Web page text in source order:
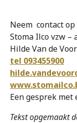
Neem contact op
Stoma Ilco vzw –
Hilde Van de
tel 093455900
Een gesprek met
Tekst opgemaakt